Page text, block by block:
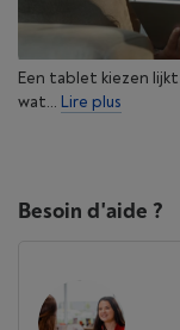
Een tablet kiezen
wat... Lire plus
Besoin d'aide ?